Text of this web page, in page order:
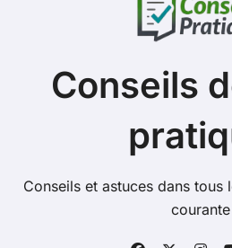
Conseils
Conseils et astuces dans tous
courante